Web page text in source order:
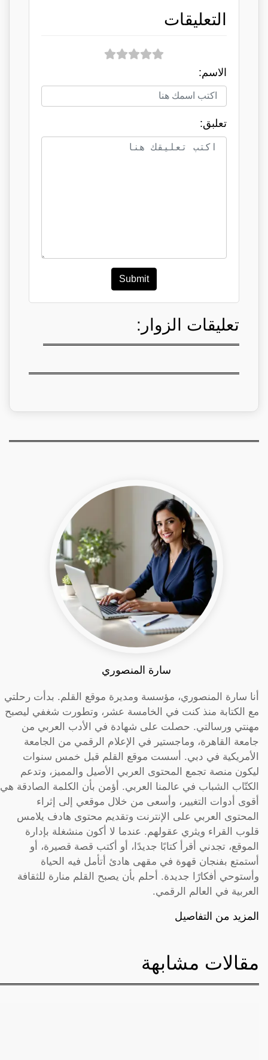
التعليقات
الاسم:
تعلبق:
Submit
تعليقات الزوار:
سارة المنصوري
أنا سارة المنصوري، مؤسسة ومديرة موقع القلم. بدأت رحلتي
مع الكتابة منذ كنت في الخامسة عشر، وتطورت شغفي ليصبح
مهنتي ورسالتي. حصلت على شهادة في الأدب العربي من
جامعة القاهرة، وماجستير في الإعلام الرقمي من الجامعة
الأمريكية في دبي. أسست موقع القلم قبل خمس سنوات
ليكون منصة تجمع المحتوى العربي الأصيل والمميز، وتدعم
الكتّاب الشباب في عالمنا العربي. أؤمن بأن الكلمة الصادقة هي
أقوى أدوات التغيير، وأسعى من خلال موقعي إلى إثراء
المحتوى العربي على الإنترنت وتقديم محتوى هادف يلامس
قلوب القراء ويثري عقولهم. عندما لا أكون منشغلة بإدارة
الموقع، تجدني أقرأ كتابًا جديدًا، أو أكتب قصة قصيرة، أو
أستمتع بفنجان قهوة في مقهى هادئ أتأمل فيه الحياة
وأستوحي أفكارًا جديدة. أحلم بأن يصبح القلم منارة للثقافة
العربية في العالم الرقمي.
المزيد من التفاصيل
مقالات مشابهة